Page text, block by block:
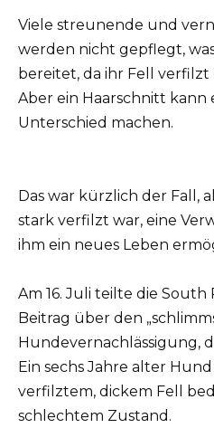
Viele streunende und
werden nicht gepflegt,
bereitet, da ihr Fell
Aber ein Haarschnitt kann
Unterschied machen.
Das war kürzlich der Fall,
stark verfilzt war, eine
ihm ein neues Leben
Am 16. Juli teilte die South
Beitrag über den
Hundevernachlässigung,
Ein sechs Jahre alter
verfilztem, dickem Fell
schlechtem Zustand.